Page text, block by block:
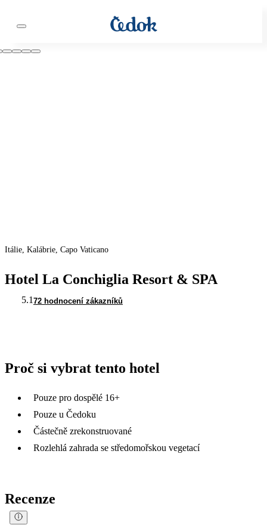
Itálie, Kalábrie, Capo Vaticano
Hotel La Conchiglia Resort & SPA
5.1 72 hodnocení zákazníků
Proč si vybrat tento hotel
Pouze pro dospělé 16+
Pouze u Čedoku
Částečně zrekonstruované
Rozlehlá zahrada se středomořskou vegetací
Recenze